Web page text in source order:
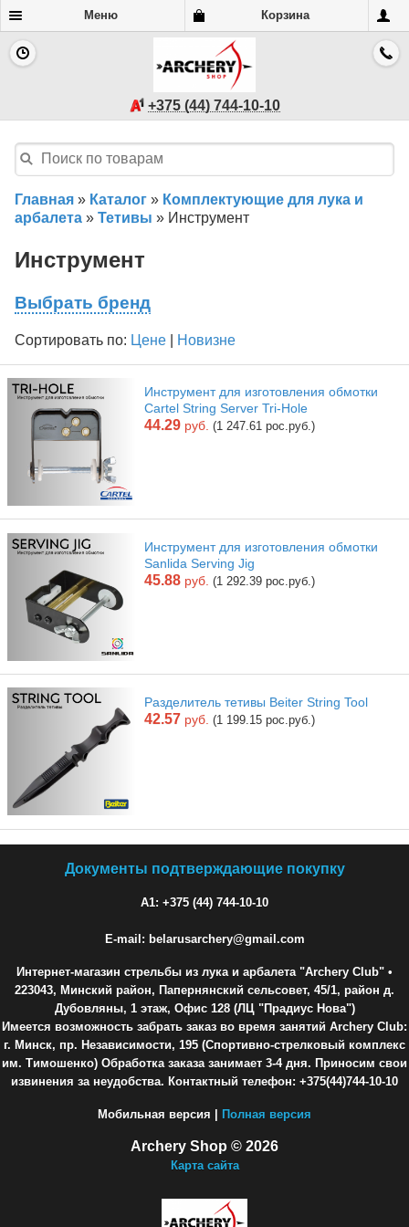
Меню Корзина
+375 (44) 744-10-10
Главная » Каталог » Комплектующие для лука и
арбалета » Тетивы » Инструмент
Инструмент
Выбрать бренд
Сортировать по: Цене Новизне
Инструмент для изготовления обмотки
Cartel String Server Tri-Hole
44.29 руб. (1 247.61 рос.руб.)
Инструмент для изготовления обмотки
Sanlida Serving Jig
45.88 руб. (1 292.39 рос.руб.)
Разделитель тетивы Beiter String Tool
42.57 руб. (1 199.15 рос.руб.)
Документы подтверждающие покупку
A1: +375 (44) 744-10-10
E-mail: belarusarchery@gmail.com
Интернет-магазин стрельбы из лука и арбалета "Archery Club" •
223043, Минский район, Папернянский сельсовет, 45/1, район д.
Дубовляны, 1 этаж, Офис 128 (ЛЦ "Прадиус Нова")
Имеется возможность забрать заказ во время занятий Archery Club:
г. Минск, пр. Независимости, 195 (Спортивно-стрелковый комплекс
им. Тимошенко) Обработка заказа занимает 3-4 дня. Приносим свои
извинения за неудобства. Контактный телефон: +375(44)744-10-10
Мобильная версия | Полная версия
Archery Shop © 2026
Карта сайта